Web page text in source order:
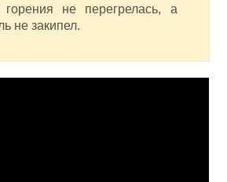
горения не перегрелась, а
не закипел.